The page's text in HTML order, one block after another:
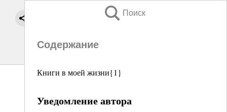
Поиск
Содержание
Книги в моей жизни{1}
Уведомление автора